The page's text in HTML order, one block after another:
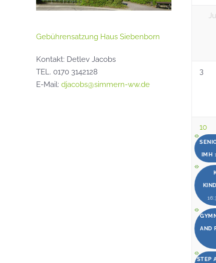
3
10
IMH
AND
STEP
Gebührensatzung Haus Siebenborn
Kontakt: Detlev Jacobs
TEL. 0170 3142128
E-Mail: djacobs@simmern-ww.de